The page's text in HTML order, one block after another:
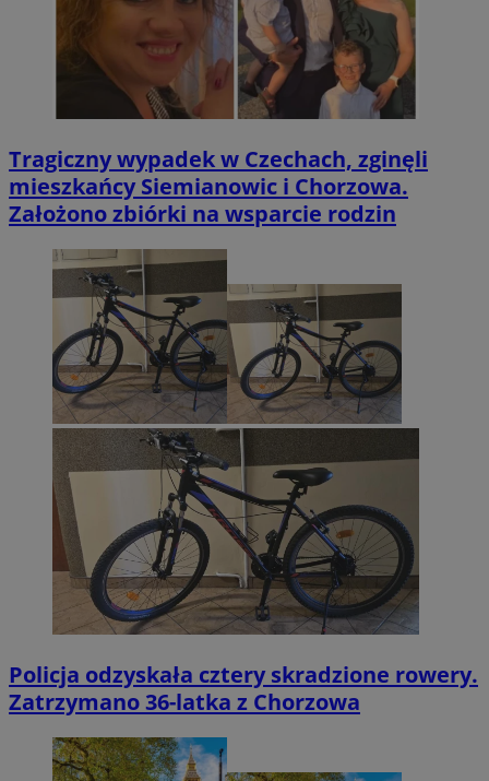
Tragiczny wypadek w Czechach, zginęli
mieszkańcy Siemianowic i Chorzowa.
Założono zbiórki na wsparcie rodzin
Policja odzyskała cztery skradzione rowery.
Zatrzymano 36-latka z Chorzowa